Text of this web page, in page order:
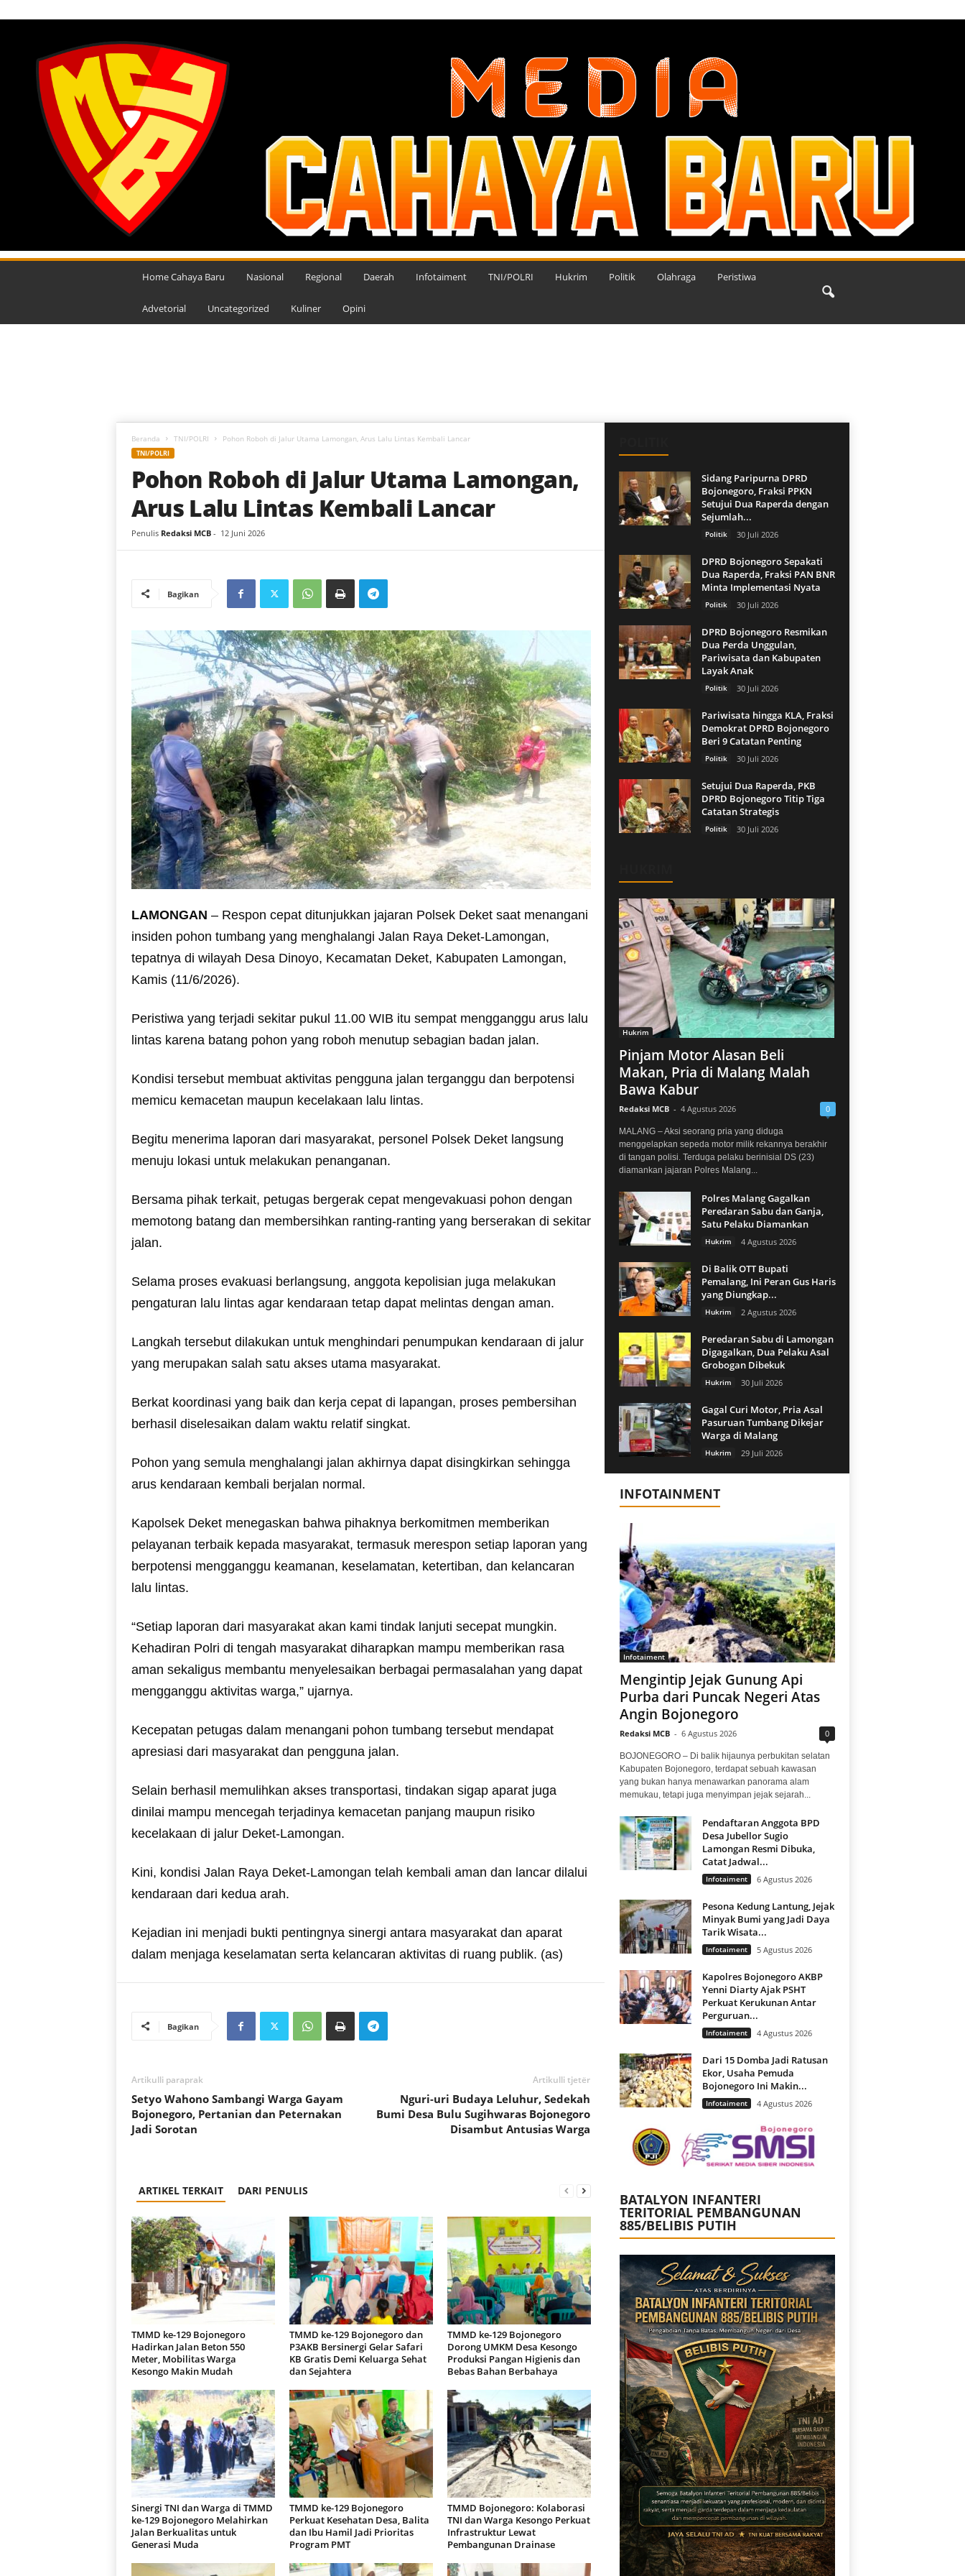
M
Home Cahaya Baru Nasional Regional Daerah Infotaiment TNI/POLRI Hukrim Politik Olahraga Peristiwa
Advetorial Uncategorized Kuliner Opini
Beranda TNI/POLRI Pohon Roboh di Jalur Utama Lamongan, Arus Lalu Lintas Kembali Lancar
TNI/POLRI
Pohon Roboh di Jalur Utama Lamongan,
Arus Lalu Lintas Kembali Lancar
Penulis Redaksi MCB- 12 Juni 2026
Bagikan
LAMONGAN – Respon cepat ditunjukkan jajaran Polsek Deket saat menangani
insiden pohon tumbang yang menghalangi Jalan Raya Deket-Lamongan,
tepatnya di wilayah Desa Dinoyo, Kecamatan Deket, Kabupaten Lamongan,
Kamis (11/6/2026).
Peristiwa yang terjadi sekitar pukul 11.00 WIB itu sempat mengganggu arus lalu
lintas karena batang pohon yang roboh menutup sebagian badan jalan.
Kondisi tersebut membuat aktivitas pengguna jalan terganggu dan berpotensi
memicu kemacetan maupun kecelakaan lalu lintas.
Begitu menerima laporan dari masyarakat, personel Polsek Deket langsung
menuju lokasi untuk melakukan penanganan.
Bersama pihak terkait, petugas bergerak cepat mengevakuasi pohon dengan
memotong batang dan membersihkan ranting-ranting yang berserakan di sekitar
jalan.
Selama proses evakuasi berlangsung, anggota kepolisian juga melakukan
pengaturan lalu lintas agar kendaraan tetap dapat melintas dengan aman.
Langkah tersebut dilakukan untuk menghindari penumpukan kendaraan di jalur
yang merupakan salah satu akses utama masyarakat.
Berkat koordinasi yang baik dan kerja cepat di lapangan, proses pembersihan
berhasil diselesaikan dalam waktu relatif singkat.
Pohon yang semula menghalangi jalan akhirnya dapat disingkirkan sehingga
arus kendaraan kembali berjalan normal.
Kapolsek Deket menegaskan bahwa pihaknya berkomitmen memberikan
pelayanan terbaik kepada masyarakat, termasuk merespon setiap laporan yang
berpotensi mengganggu keamanan, keselamatan, ketertiban, dan kelancaran
lalu lintas.
“Setiap laporan dari masyarakat akan kami tindak lanjuti secepat mungkin.
Kehadiran Polri di tengah masyarakat diharapkan mampu memberikan rasa
aman sekaligus membantu menyelesaikan berbagai permasalahan yang dapat
mengganggu aktivitas warga,” ujarnya.
Kecepatan petugas dalam menangani pohon tumbang tersebut mendapat
apresiasi dari masyarakat dan pengguna jalan.
Selain berhasil memulihkan akses transportasi, tindakan sigap aparat juga
dinilai mampu mencegah terjadinya kemacetan panjang maupun risiko
kecelakaan di jalur Deket-Lamongan.
Kini, kondisi Jalan Raya Deket-Lamongan telah kembali aman dan lancar dilalui
kendaraan dari kedua arah.
Kejadian ini menjadi bukti pentingnya sinergi antara masyarakat dan aparat
dalam menjaga keselamatan serta kelancaran aktivitas di ruang publik. (as)
Bagikan
Artikulli paraprak
Setyo Wahono Sambangi Warga Gayam
Bojonegoro, Pertanian dan Peternakan
Jadi Sorotan
Artikulli tjetër
Nguri-uri Budaya Leluhur, Sedekah
Bumi Desa Bulu Sugihwaras Bojonegoro
Disambut Antusias Warga
ARTIKEL TERKAIT DARI PENULIS
TMMD ke-129 Bojonegoro
Hadirkan Jalan Beton 550
Meter, Mobilitas Warga
Kesongo Makin Mudah
TMMD ke-129 Bojonegoro dan
P3AKB Bersinergi Gelar Safari
KB Gratis Demi Keluarga Sehat
dan Sejahtera
TMMD ke-129 Bojonegoro
Dorong UMKM Desa Kesongo
Produksi Pangan Higienis dan
Bebas Bahan Berbahaya
Sinergi TNI dan Warga di TMMD
ke-129 Bojonegoro Melahirkan
Jalan Berkualitas untuk
Generasi Muda
TMMD ke-129 Bojonegoro
Perkuat Kesehatan Desa, Balita
dan Ibu Hamil Jadi Prioritas
Program PMT
TMMD Bojonegoro: Kolaborasi
TNI dan Warga Kesongo Perkuat
Infrastruktur Lewat
Pembangunan Drainase
Sidang Paripurna DPRD
Bojonegoro, Fraksi PPKN
Setujui Dua Raperda dengan
Sejumlah...
Politik 30 Juli 2026
DPRD Bojonegoro Sepakati
Dua Raperda, Fraksi PAN BNR
Minta Implementasi Nyata
Politik 30 Juli 2026
DPRD Bojonegoro Resmikan
Dua Perda Unggulan,
Pariwisata dan Kabupaten
Layak Anak
Politik 30 Juli 2026
Pariwisata hingga KLA, Fraksi
Demokrat DPRD Bojonegoro
Beri 9 Catatan Penting
Politik 30 Juli 2026
Setujui Dua Raperda, PKB
DPRD Bojonegoro Titip Tiga
Catatan Strategis
Politik 30 Juli 2026
Hukrim
Pinjam Motor Alasan Beli
Makan, Pria di Malang Malah
Bawa Kabur
Redaksi MCB - 4 Agustus 2026 0
MALANG – Aksi seorang pria yang diduga
menggelapkan sepeda motor milik rekannya berakhir
di tangan polisi. Terduga pelaku berinisial DS (23)
diamankan jajaran Polres Malang...
Polres Malang Gagalkan
Peredaran Sabu dan Ganja,
Satu Pelaku Diamankan
Hukrim 4 Agustus 2026
Di Balik OTT Bupati
Pemalang, Ini Peran Gus Haris
yang Diungkap...
Hukrim 2 Agustus 2026
Peredaran Sabu di Lamongan
Digagalkan, Dua Pelaku Asal
Grobogan Dibekuk
Hukrim 30 Juli 2026
Gagal Curi Motor, Pria Asal
Pasuruan Tumbang Dikejar
Warga di Malang
Hukrim 29 Juli 2026
INFOTAINMENT
Infotaiment
Mengintip Jejak Gunung Api
Purba dari Puncak Negeri Atas
Angin Bojonegoro
Redaksi MCB - 6 Agustus 2026 0
BOJONEGORO – Di balik hijaunya perbukitan selatan
Kabupaten Bojonegoro, terdapat sebuah kawasan
yang bukan hanya menawarkan panorama alam
memukau, tetapi juga menyimpan jejak sejarah...
Pendaftaran Anggota BPD
Desa Jubellor Sugio
Lamongan Resmi Dibuka,
Catat Jadwal...
Infotaiment 6 Agustus 2026
Pesona Kedung Lantung, Jejak
Minyak Bumi yang Jadi Daya
Tarik Wisata...
Infotaiment 5 Agustus 2026
Kapolres Bojonegoro AKBP
Yenni Diarty Ajak PSHT
Perkuat Kerukunan Antar
Perguruan...
Infotaiment 4 Agustus 2026
Dari 15 Domba Jadi Ratusan
Ekor, Usaha Pemuda
Bojonegoro Ini Makin...
Infotaiment 4 Agustus 2026
BATALYON INFANTERI
TERITORIAL PEMBANGUNAN
885/BELIBIS PUTIH